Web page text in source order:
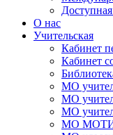
Доступная
О нас
Учительская
Кабинет
Кабинет
МО
МО
МО
МО